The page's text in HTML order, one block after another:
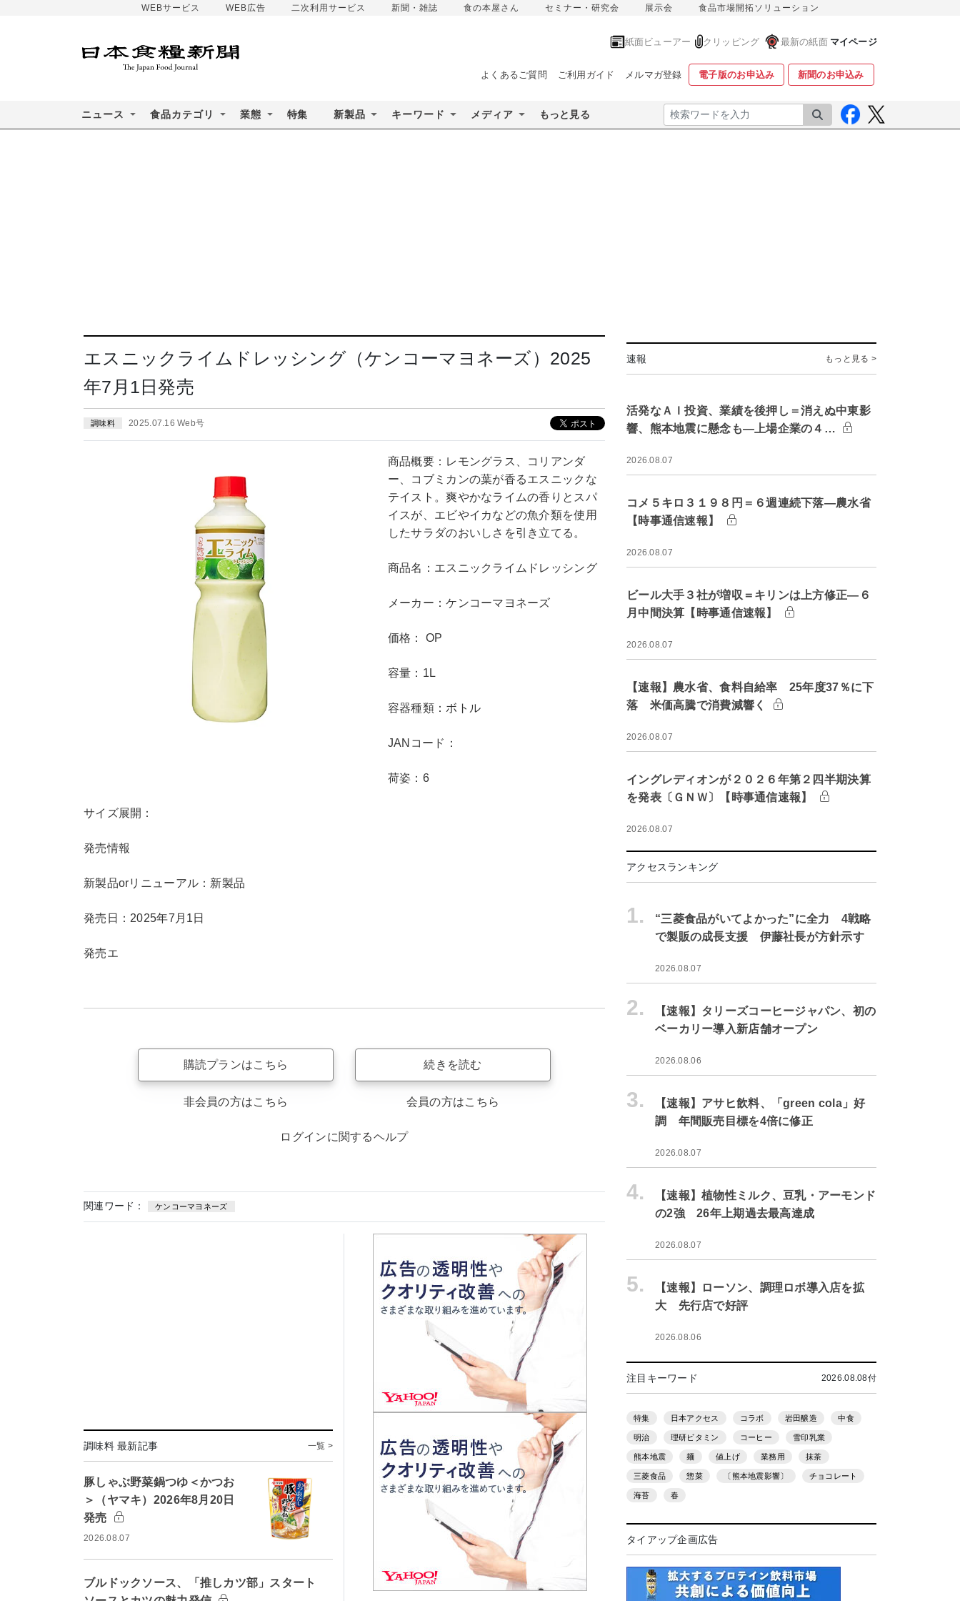
WEBサービス WEB広告 二次利用サービス 新聞・雑誌 食の本屋さん セミナー・研究会 展示会 食品市場開拓ソリューション
紙面ビューアー クリッピング 最新の紙面 マイページ
よくあるご質問 ご利用ガイド メルマガ登録 電子版のお申込み 新聞のお申込み
ニュース 食品カテゴリ 業態 特集 新製品 キーワード メディア もっと見る 検索
エスニックライムドレッシング（ケンコーマヨネーズ）2025
年7月1日発売
調味料 2025.07.16 Web号
商品概要：レモングラス、コリアンダ
ー、コブミカンの葉が香るエスニックな
テイスト。爽やかなライムの香りとスパ
イスが、エビやイカなどの魚介類を使用
したサラダのおいしさを引き立てる。
商品名：エスニックライムドレッシング
メーカー：ケンコーマヨネーズ
価格： OP
容量：1L
容器種類：ボトル
JANコード：
荷姿：6
サイズ展開：
発売情報
新製品orリニューアル：新製品
発売日：2025年7月1日
発売エ
購読プランはこちら
非会員の方はこちら
続きを読む
会員の方はこちら
ログインに関するヘルプ
関連ワード： ケンコーマヨネーズ
調味料 最新記事 一覧 >
豚しゃぶ野菜鍋つゆ＜かつお
＞（ヤマキ）2026年8月20日
発売
2026.08.07
ブルドックソース、「推しカツ部」スタート
速報 もっと見る >
活発なＡＩ投資、業績を後押し＝消えぬ中東影
響、熊本地震に懸念も―上場企業の４…
2026.08.07
コメ５キロ３１９８円＝６週連続下落―農水省
【時事通信速報】
2026.08.07
ビール大手３社が増収＝キリンは上方修正―６
月中間決算【時事通信速報】
2026.08.07
【速報】農水省、食料自給率 25年度37％に下
落 米価高騰で消費減響く
2026.08.07
イングレディオンが２０２６年第２四半期決算
を発表〔ＧＮＷ〕【時事通信速報】
2026.08.07
アクセスランキング
1.
“三菱食品がいてよかった”に全力 4戦略
で製販の成長支援 伊藤社長が方針示す
2026.08.07
2.
【速報】タリーズコーヒージャパン、初の
ベーカリー導入新店舗オープン
2026.08.06
3.
【速報】アサヒ飲料、「green cola」好
調 年間販売目標を4倍に修正
2026.08.07
4.
【速報】植物性ミルク、豆乳・アーモンド
の2強 26年上期過去最高達成
2026.08.07
5.
【速報】ローソン、調理ロボ導入店を拡
大 先行店で好評
2026.08.06
注目キーワード 2026.08.08付
特集 日本アクセス コラボ 岩田醸造 中食
明治 理研ビタミン コーヒー 雪印乳業
熊本地震 麺 値上げ 業務用 抹茶
三菱食品 惣菜 〔熊本地震影響〕 チョコレート
海苔 春
タイアップ企画広告